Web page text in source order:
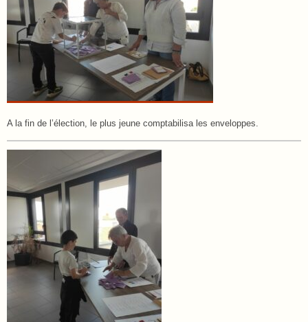
A la fin de l’élection, le plus jeune comptabilisa les enveloppes.